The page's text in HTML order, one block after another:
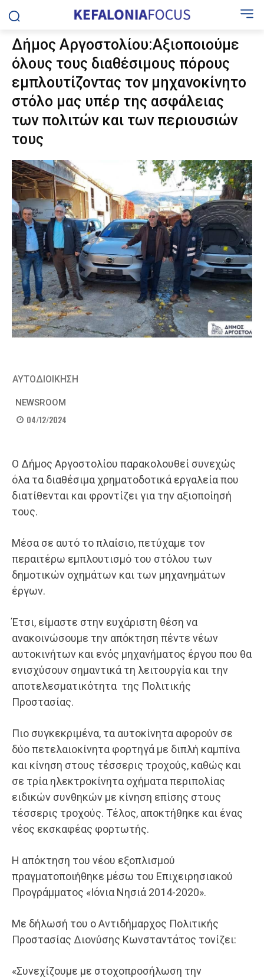
Δήμος Αργοστολίου:Αξιοποιούμε
όλους τους διαθέσιμους πόρους
εμπλουτίζοντας τον μηχανοκίνητο
στόλο μας υπέρ της ασφάλειας
των πολιτών και των περιουσιών
τους
ΑΥΤΟΔΙΟΙΚΗΣΗ
NEWSROOM
04/12/2024
Ο Δήμος Αργοστολίου παρακολουθεί συνεχώς
όλα τα διαθέσιμα χρηματοδοτικά εργαλεία που
διατίθενται και φροντίζει για την αξιοποίησή
τους.
Μέσα σε αυτό το πλαίσιο, πετύχαμε τον
περαιτέρω εμπλουτισμό του στόλου των
δημοτικών οχημάτων και των μηχανημάτων
έργων.
Έτσι, είμαστε στην ευχάριστη θέση να
ανακοινώσουμε την απόκτηση πέντε νέων
αυτοκινήτων και ενός μηχανήματος έργου που θα
ενισχύσουν σημαντικά τη λειτουργία και την
αποτελεσματικότητα της Πολιτικής
Προστασίας.
Πιο συγκεκριμένα, τα αυτοκίνητα αφορούν σε
δύο πετελαιοκίνητα φορτηγά με διπλή καμπίνα
και κίνηση στους τέσσερις τροχούς, καθώς και
σε τρία ηλεκτροκίνητα οχήματα περιπολίας
ειδικών συνθηκών με κίνηση επίσης στους
τέσσερις τροχούς. Τέλος, αποκτήθηκε και ένας
νέος εκσκαφέας φορτωτής.
Η απόκτηση του νέου εξοπλισμού
πραγματοποιήθηκε μέσω του Επιχειρησιακού
Προγράμματος «Ιόνια Νησιά 2014-2020».
Με δήλωσή του ο Αντιδήμαρχος Πολιτικής
Προστασίας Διονύσης Κωνσταντάτος τονίζει:
«Συνεχίζουμε με στοχοπροσήλωση την